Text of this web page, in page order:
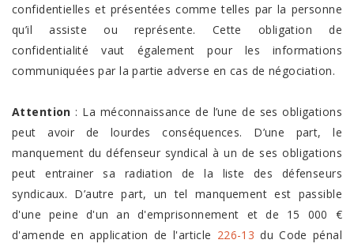
confidentielles et présentées comme telles par la personne
qu’il assiste ou représente. Cette obligation de
confidentialité vaut également pour les informations
communiquées par la partie adverse en cas de négociation.
Attention : La méconnaissance de l’une de ses obligations
peut avoir de lourdes conséquences. D’une part, le
manquement du défenseur syndical à un de ses obligations
peut entrainer sa radiation de la liste des défenseurs
syndicaux. D’autre part, un tel manquement est passible
d'une peine d'un an d'emprisonnement et de 15 000 €
d'amende en application de l'article 226-13 du Code pénal